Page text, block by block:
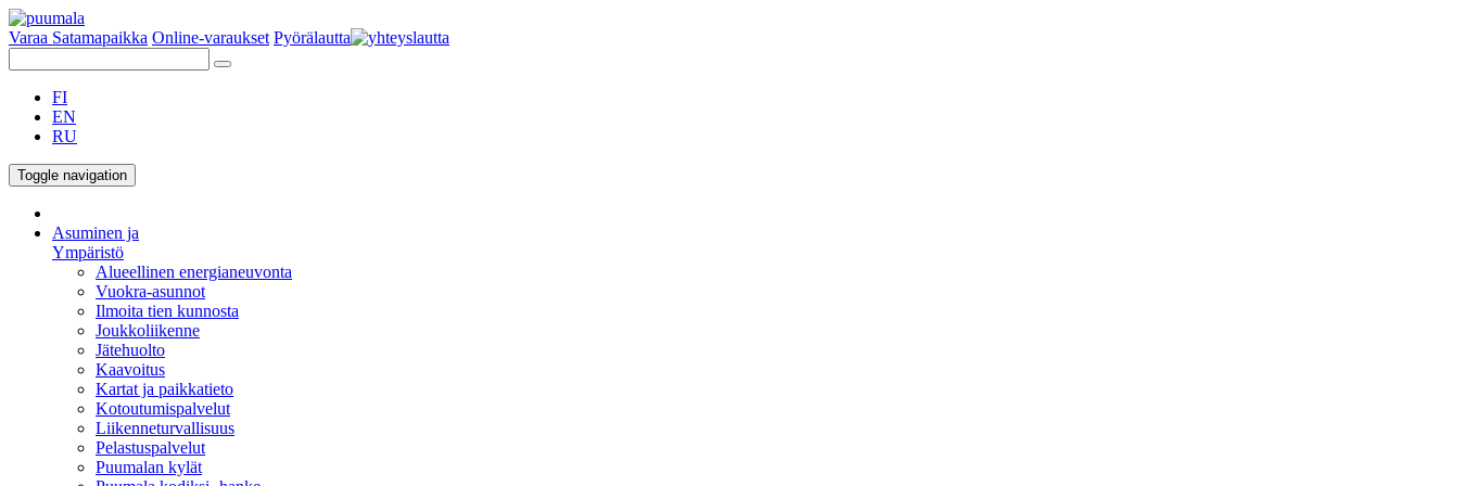
Varaa Satamapaikka Online-varaukset Pyörälautta
FI
EN
RU
Toggle navigation
Asuminen ja
Ympäristö
Alueellinen energianeuvonta
Vuokra-asunnot
Ilmoita tien kunnosta
Joukkoliikenne
Jätehuolto
Kaavoitus
Kartat ja paikkatieto
Kotoutumispalvelut
Liikenneturvallisuus
Pelastuspalvelut
Puumalan kylät